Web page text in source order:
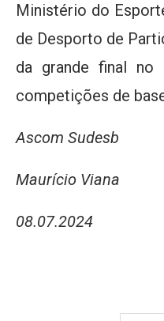
Ministério do
de Desporto de
da grande final no
competições de
Ascom Sudesb
Maurício Viana
08.07.2024